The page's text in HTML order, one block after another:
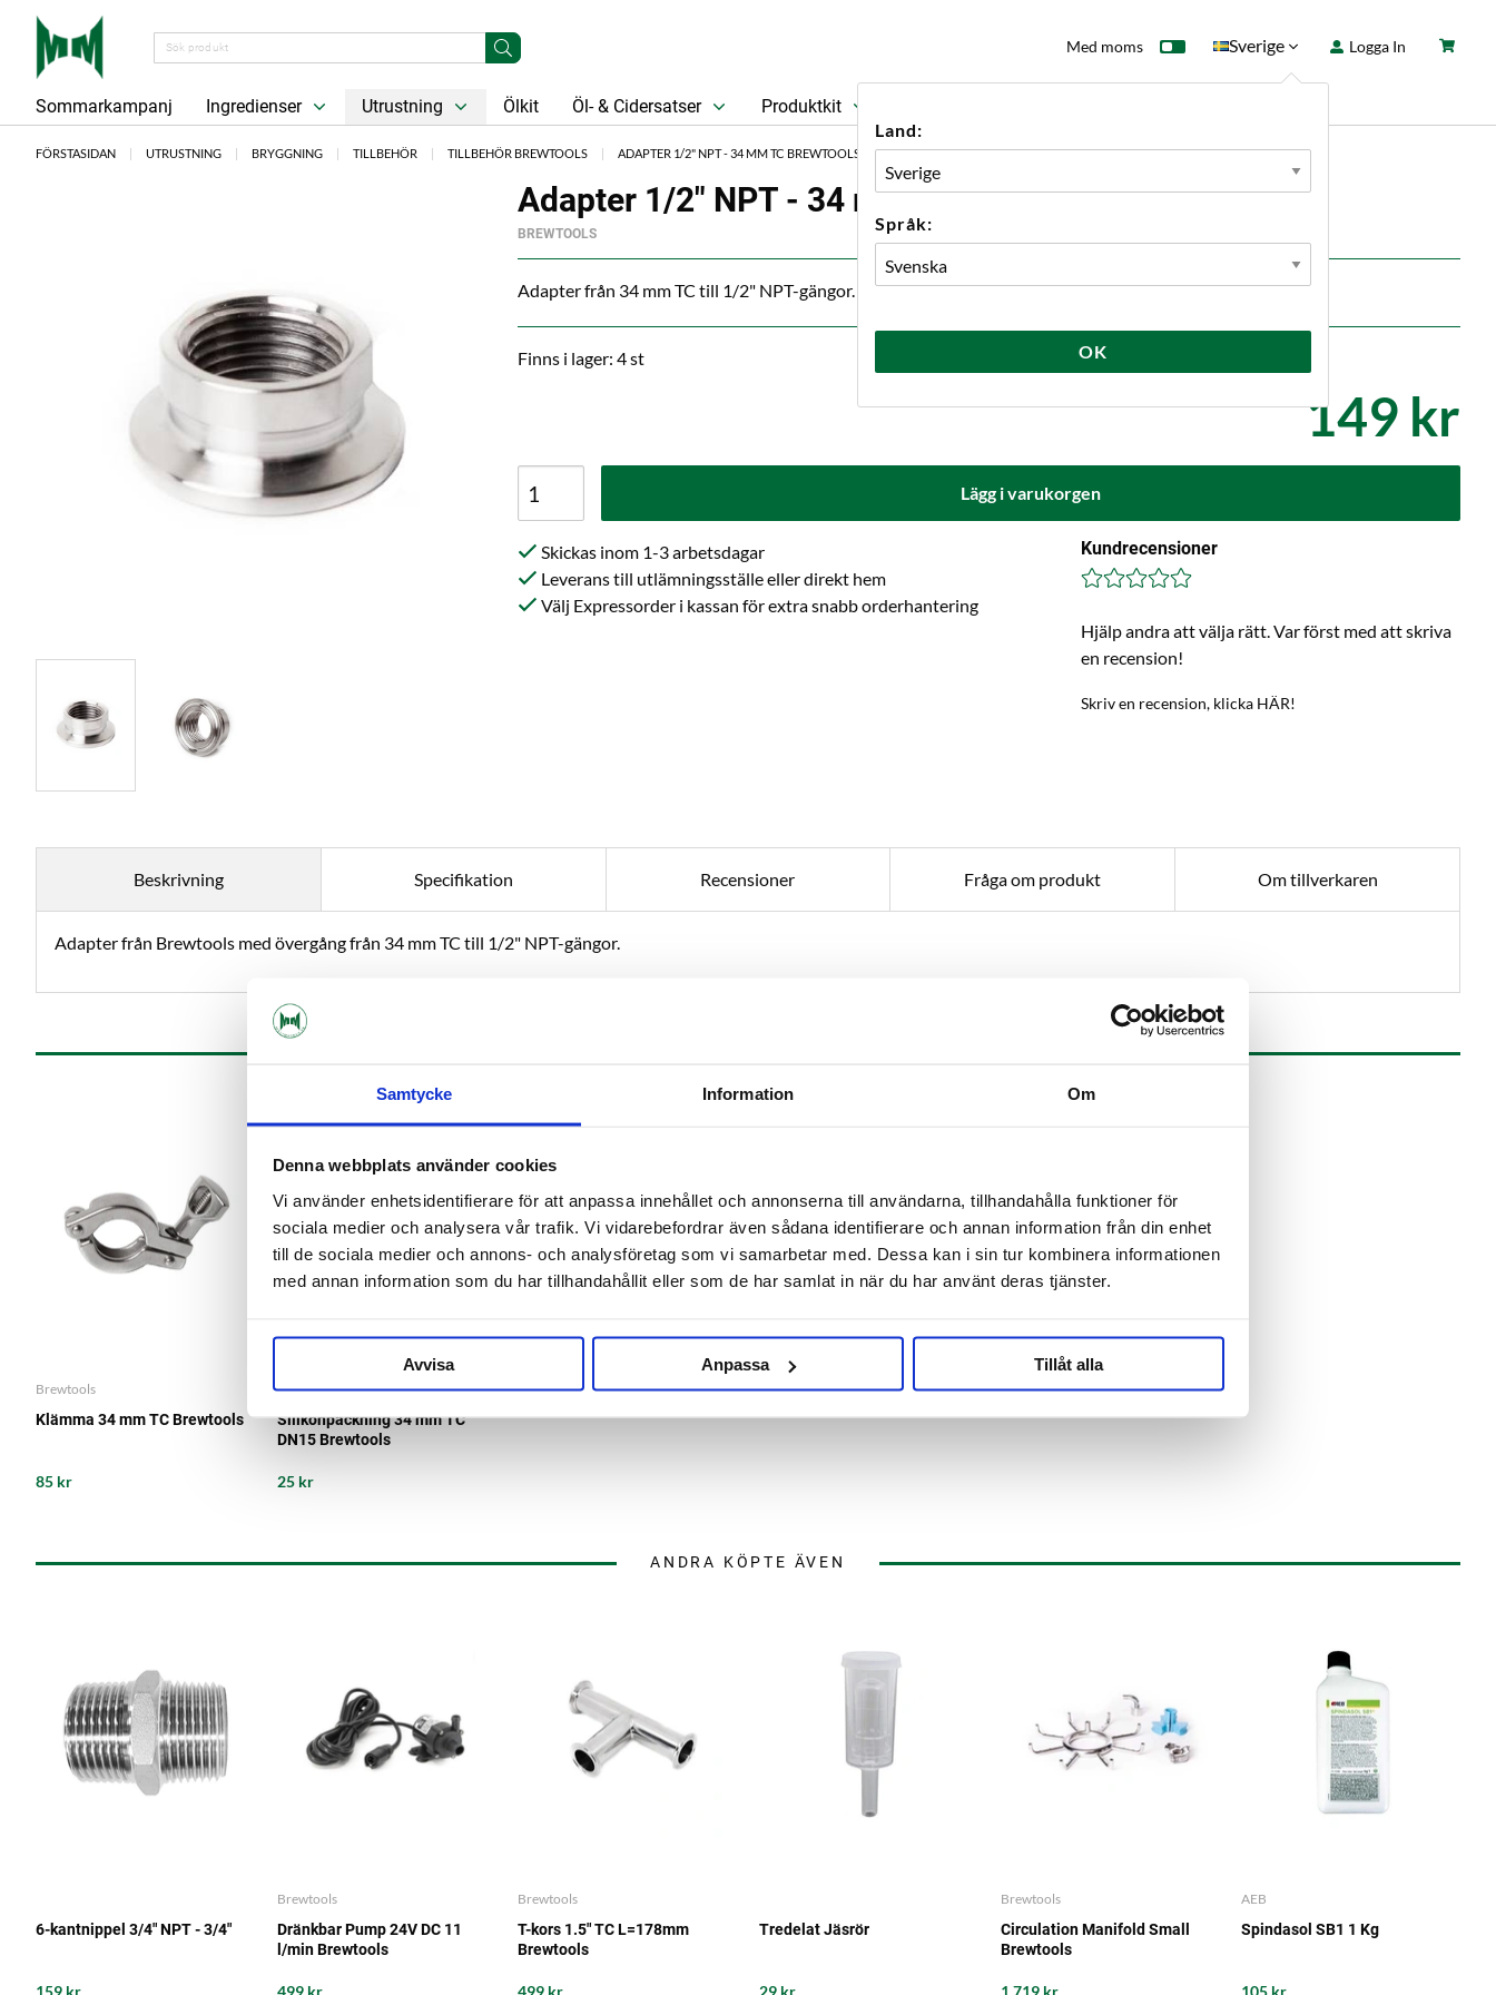
Samtycke Information Om
Denna webbplats använder cookies
Vi använder enhetsidentifierare för att anpassa innehållet och annonserna till användarna, tillhandahålla funktioner för
sociala medier och analysera vår trafik. Vi vidarebefordrar även sådana identifierare och annan information från din enhet
till de sociala medier och annons- och analysföretag som vi samarbetar med. Dessa kan i sin tur kombinera informationen
med annan information som du har tillhandahållit eller som de har samlat in när du har använt deras tjänster.
Avvisa Anpassa Tillåt alla
Med moms Sverige
Land:
Språk:
OK
Logga In
Sommarkampanj Ingredienser Utrustning Ölkit Öl- & Cidersatser Produktkit
FÖRSTASIDAN UTRUSTNING BRYGGNING TILLBEHÖR TILLBEHÖR BREWTOOLS ADAPTER 1/2" NPT - 34 MM TC BREWTOOLS
Adapter 1/2" NPT - 34 mm TC Brewtools
BREWTOOLS
Adapter från 34 mm TC till 1/2" NPT-gängor.
Finns i lager: 4 st
149 kr
Lägg i varukorgen
Skickas inom 1-3 arbetsdagar
Leverans till utlämningsställe eller direkt hem
Välj Expressorder i kassan för extra snabb orderhantering
Kundrecensioner
Hjälp andra att välja rätt. Var först med att skriva
en recension!
Skriv en recension, klicka HÄR!
Beskrivning Specifikation Recensioner Fråga om produkt Om tillverkaren
Adapter från Brewtools med övergång från 34 mm TC till 1/2" NPT-gängor.
Brewtools
Klämma 34 mm TC Brewtools
85 kr
Brewtools
Silikonpackning 34 mm TC
DN15 Brewtools
25 kr
ANDRA KÖPTE ÄVEN
6-kantnippel 3/4" NPT - 3/4"
159 kr
Brewtools
Dränkbar Pump 24V DC 11
l/min Brewtools
499 kr
Brewtools
T-kors 1.5" TC L=178mm
Brewtools
499 kr
Tredelat Jäsrör
29 kr
Brewtools
Circulation Manifold Small
Brewtools
1 719 kr
AEB
Spindasol SB1 1 Kg
105 kr